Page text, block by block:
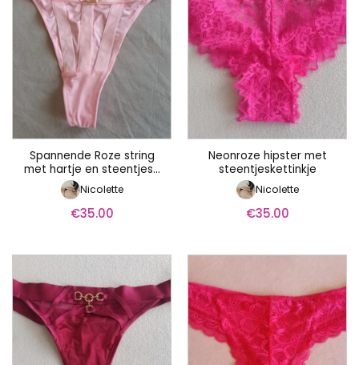
Spannende Roze string
met hartje en steentjes…
Nicolette
€35.00
Neonroze hipster met
steentjeskettinkje
Nicolette
€35.00